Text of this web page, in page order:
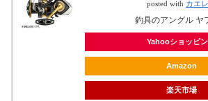
posted with カエ
釣具のアングル ヤ
Yahooショッピ
Amazon
楽天市場